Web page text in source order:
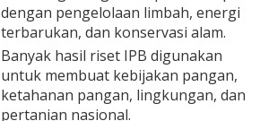
dengan pengelolaan limbah, energi
terbarukan, dan konservasi alam.
Banyak hasil riset IPB digunakan
untuk membuat kebijakan pangan,
ketahanan pangan, lingkungan, dan
pertanian nasional.